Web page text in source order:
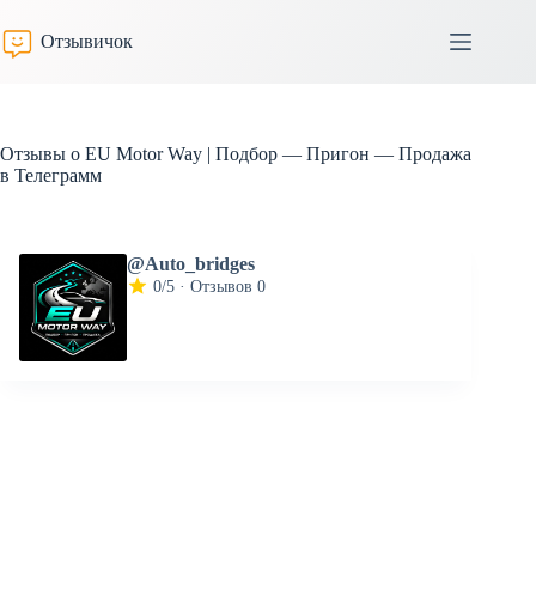
к
сути
Отзывичок
Отзывы о EU Motor Way | Подбор — Пригон — Продажа
в Телеграмм
@Auto_bridges
0/5 · Отзывов 0